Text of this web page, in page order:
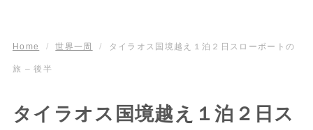
Home / 世界一周 / タイラオス国境越え１泊２日スローボートの
旅 – 後半
タイラオス国境越え１泊２日ス